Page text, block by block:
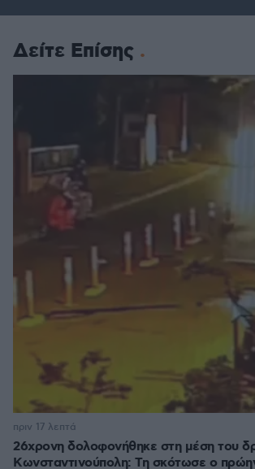
Δείτε Επίσης
26χρονη δολοφονήθηκε στη μέση του
Κωνσταντινούπολη: Τη σκότωσε ο
πριν 17 λεπτά